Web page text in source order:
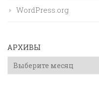
WordPress.org
АРХИВЫ
Архивы